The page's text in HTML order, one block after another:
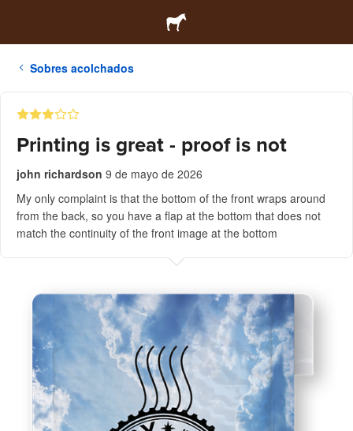
Sobres acolchados
Printing is great - proof is not
john richardson 9 de mayo de 2026
My only complaint is that the bottom of the front wraps around
from the back, so you have a flap at the bottom that does not
match the continuity of the front image at the bottom